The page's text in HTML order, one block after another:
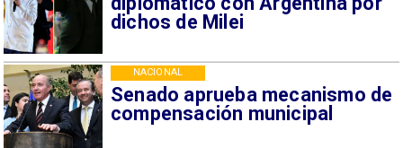
dichos de Milei
Senado aprueba mecanismo de
compensación municipal
NACIONAL